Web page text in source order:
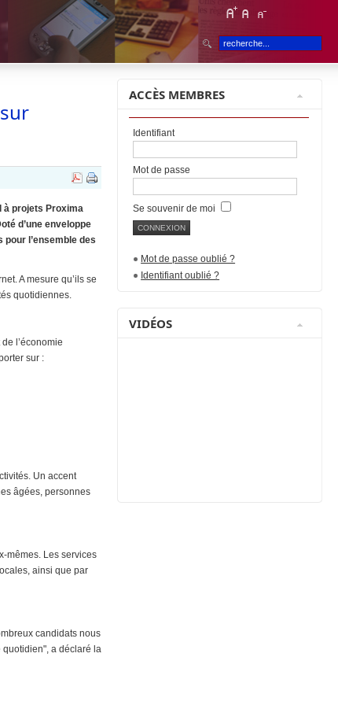
à projets Proxima
d’une enveloppe
l’ensemble des
A mesure qu’ils se
quotidiennes.
l’économie
sur :
Un accent
âgées, personnes
mêmes. Les services
ainsi que par
candidats nous
quotidien", a déclaré la
ACCÈS MEMBRES
Identifiant
Mot de passe
Se souvenir de moi
Mot de passe oublié ?
Identifiant oublié ?
VIDÉOS